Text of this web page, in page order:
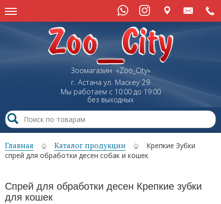
Зоомагазин «Zoo_City»
г. Астана ул. Маскеу29
Мы работаем с 10:00 до 19:00
без выходных
Главная Каталог продукции
Крепкие Зубки
спрей для обработки десен собак и кошек
Спрей для обработки десен Крепкие зубки
для кошек